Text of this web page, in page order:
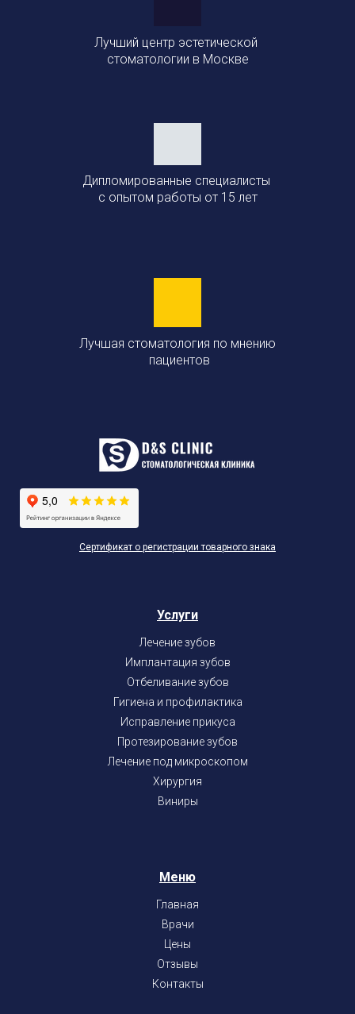
Лучший центр эстетической
стоматологии в Москве
Дипломированные специалисты
с опытом работы от 15 лет
Лучшая стоматология по мнению
пациентов
Сертификат о регистрации товарного знака
Услуги
Лечение зубов
Имплантация зубов
Отбеливание зубов
Гигиена и профилактика
Исправление прикуса
Протезирование зубов
Лечение под микроскопом
Хирургия
Виниры
Меню
Главная
Врачи
Цены
Отзывы
Контакты